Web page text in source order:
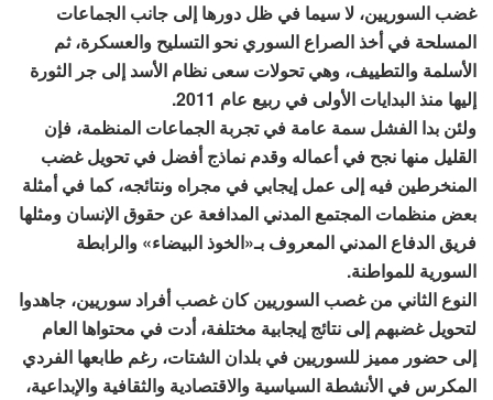
غضب السوريين، لا سيما في ظل دورها إلى جانب الجماعات
المسلحة في أخذ الصراع السوري نحو التسليح والعسكرة، ثم
الأسلمة والتطييف، وهي تحولات سعى نظام الأسد إلى جر الثورة
إليها منذ البدايات الأولى في ربيع عام 2011.
ولئن بدا الفشل سمة عامة في تجربة الجماعات المنظمة، فإن
القليل منها نجح في أعماله وقدم نماذج أفضل في تحويل غضب
المنخرطين فيه إلى عمل إيجابي في مجراه ونتائجه، كما في أمثلة
بعض منظمات المجتمع المدني المدافعة عن حقوق الإنسان ومثلها
فريق الدفاع المدني المعروف بـ«الخوذ البيضاء» والرابطة
السورية للمواطنة.
النوع الثاني من غصب السوريين كان غصب أفراد سوريين، جاهدوا
لتحويل غضبهم إلى نتائج إيجابية مختلفة، أدت في محتواها العام
إلى حضور مميز للسوريين في بلدان الشتات، رغم طابعها الفردي
المكرس في الأنشطة السياسية والاقتصادية والثقافية والإبداعية،